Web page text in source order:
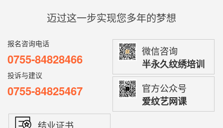
迈过这一步实现您多年的梦想
报名咨询电话
0755-84828466
投诉与建议
0755-84825467
微信咨询
半永久纹绣培训
官方公众号
爱纹艺网课
结业证书